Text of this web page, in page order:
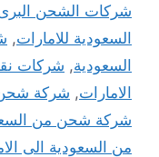
شركات الشحن
السعودية للامارات,
السعودية, شركات
الامارات, شركة شحن
شركة شحن من
من السعودية الى